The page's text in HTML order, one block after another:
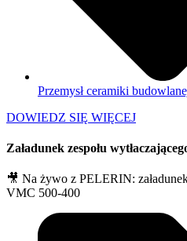
Przemysł ceramiki
DOWIEDZ SIĘ WIĘCEJ
Załadunek zespołu
🎥 Na żywo z PELERIN:
VMC 500-400